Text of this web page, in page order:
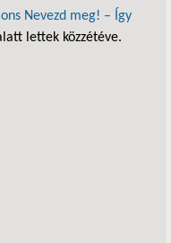
Nevezd meg! – Így
hivatkozás)
lettek közzétéve.